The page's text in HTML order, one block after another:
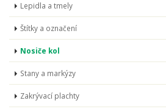
Lepidla a tmely
Štítky a označení
Nosiče kol
Stany a markýzy
Zakrývací plachty